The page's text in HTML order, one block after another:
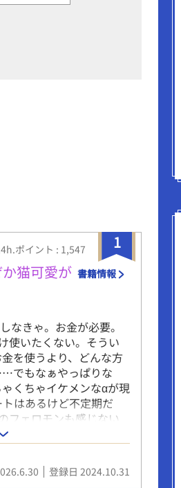
1
ポイント : 1,547
猫可愛が 書籍情報
なきゃ。お金が必要。
使いたくない。そうい
を使うより、どんな方
でもなぁやっぱりな
くちゃイケメンなαが現
はあるけど不定期だ
フェロモンも感じない
メン、と思っていた
てきた。 契約結婚？ 期
い。その後も、生活の
バツイチがつくこと。
登録日 2024.10.31